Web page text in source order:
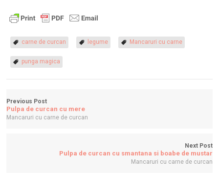
carne de curcan legume Mancaruri cu carne
punga magica
Previous Post
Pulpa de curcan cu mere
Mancaruri cu carne de curcan
Next Post
Pulpa de curcan cu smantana si boabe de mustar
Mancaruri cu carne de curcan